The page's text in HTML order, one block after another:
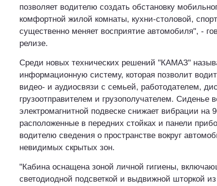
позволяет водителю создать обстановку
комфортной жилой комнаты, кухни-столовой,
существенно меняет восприятие автомобиля", -
релизе.
Среди новых технических решений "КАМАЗ"
информационную систему, которая позволит
видео- и аудиосвязи с семьей, работодателем,
грузоотправителем и грузополучателем. Сиденье
электромагнитной подвеске снижает вибрации на
расположенные в передних стойках и панели
водителю сведения о пространстве вокруг
невидимых скрытых зон.
"Кабина оснащена зоной личной гигиены,
светодиодной подсветкой и выдвижной шторкой из